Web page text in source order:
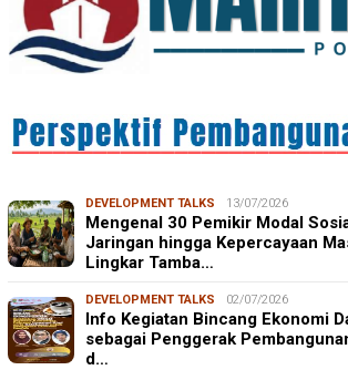
DEVELOPMENT TALKS 13/07/2026
Mengenal 30 Pemikir Modal
Jaringan hingga Kepercayaan
Lingkar Tamba…
DEVELOPMENT TALKS 02/07/2026
Info Kegiatan Bincang Ekonomi
sebagai Penggerak
d…